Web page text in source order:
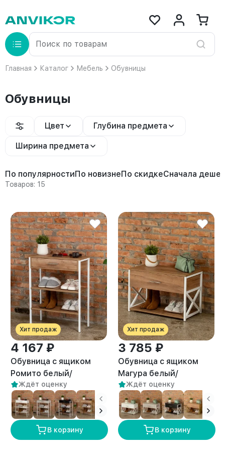
Главная Каталог Мебель Обувницы
Обувницы
Цвет Глубина предмета
Ширина предмета
По популярностиПо новизнеПо скидкеСначала
Товаров: 15
Хит продаж
4 167 ₽
Обувница с ящиком
Ромито белый/
амаретто
Ждёт оценку
В корзину
Хит продаж
3 785 ₽
Обувница с ящиком
Магура белый/
амаретто
Ждёт оценку
В корзину